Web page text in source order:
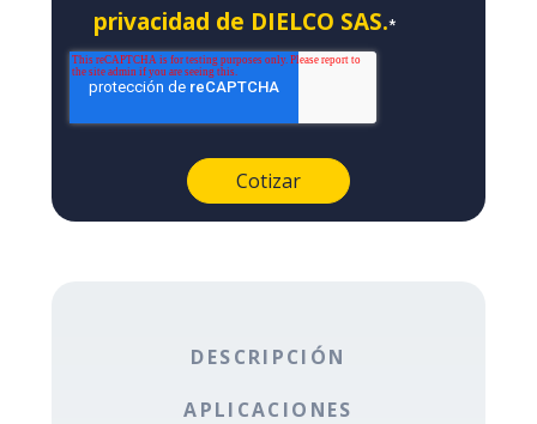
privacidad de DIELCO SAS.*
DESCRIPCIÓN
APLICACIONES